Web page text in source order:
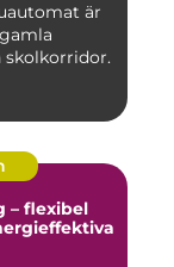
är
skolkorridor.
– flexibel